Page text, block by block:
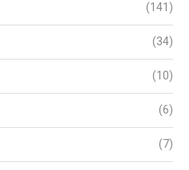
(141)
(34)
(10)
(6)
(7)